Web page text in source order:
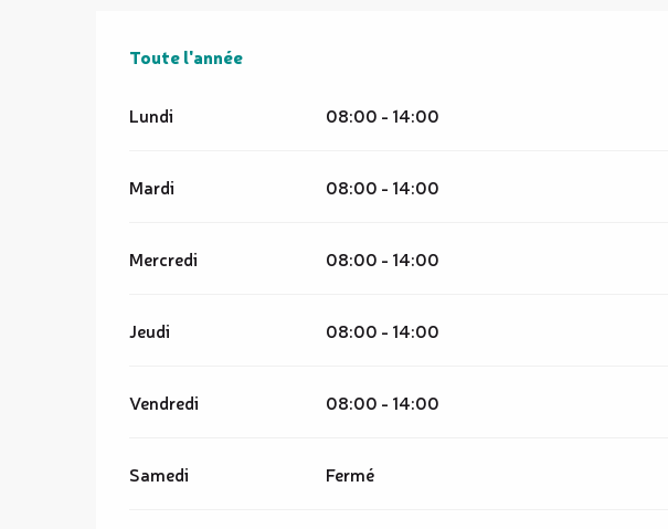
Toute l'année
Toute l'année
Lundi 08:00 - 14:00
Mardi 08:00 - 14:00
Mercredi 08:00 - 14:00
Jeudi 08:00 - 14:00
Vendredi 08:00 - 14:00
Samedi Fermé